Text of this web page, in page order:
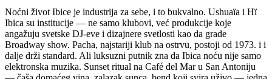
Noćni život Ibice je industrija za sebe, i to bukvalno. Ushuaïa i Hï
Ibica su institucije — ne samo klubovi, već produkcije koje
angažuju svetske DJ-eve i dizajnere svetlosti kao da grade
Broadway show. Pacha, najstariji klub na ostrvu, postoji od 1973. i i
dalje drži standard. Ali luksuzni putnik zna da Ibica noću nije samo
elektronska muzika. Sunset ritual na Café del Mar u San Antoniju